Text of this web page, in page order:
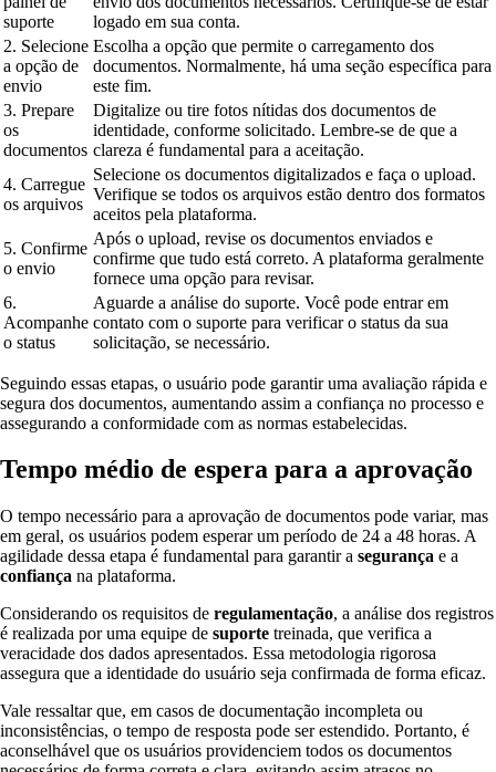
suporte
logado em sua conta.
2. Selecione
a opção de
envio
Escolha a opção que permite o carregamento dos
documentos. Normalmente, há uma seção específica para
este fim.
3. Prepare
os
documentos
Digitalize ou tire fotos nítidas dos documentos de
identidade, conforme solicitado. Lembre-se de que a
clareza é fundamental para a aceitação.
4. Carregue
os arquivos
Selecione os documentos digitalizados e faça o upload.
Verifique se todos os arquivos estão dentro dos formatos
aceitos pela plataforma.
5. Confirme
o envio
Após o upload, revise os documentos enviados e
confirme que tudo está correto. A plataforma geralmente
fornece uma opção para revisar.
6.
Acompanhe
o status
Aguarde a análise do suporte. Você pode entrar em
contato com o suporte para verificar o status da sua
solicitação, se necessário.
Seguindo essas etapas, o usuário pode garantir uma avaliação rápida e
segura dos documentos, aumentando assim a confiança no processo e
assegurando a conformidade com as normas estabelecidas.
Tempo médio de espera para a aprovação
O tempo necessário para a aprovação de documentos pode variar, mas
em geral, os usuários podem esperar um período de 24 a 48 horas. A
agilidade dessa etapa é fundamental para garantir a segurança e a
confiança na plataforma.
Considerando os requisitos de regulamentação, a análise dos registros
é realizada por uma equipe de suporte treinada, que verifica a
veracidade dos dados apresentados. Essa metodologia rigorosa
assegura que a identidade do usuário seja confirmada de forma eficaz.
Vale ressaltar que, em casos de documentação incompleta ou
inconsistências, o tempo de resposta pode ser estendido. Portanto, é
aconselhável que os usuários providenciem todos os documentos